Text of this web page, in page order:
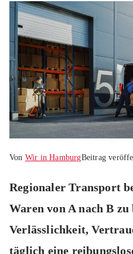
Von Wir in HamburgBeitrag
Regionaler Transport
Waren von A nach B
Verlässlichkeit,
täglich eine